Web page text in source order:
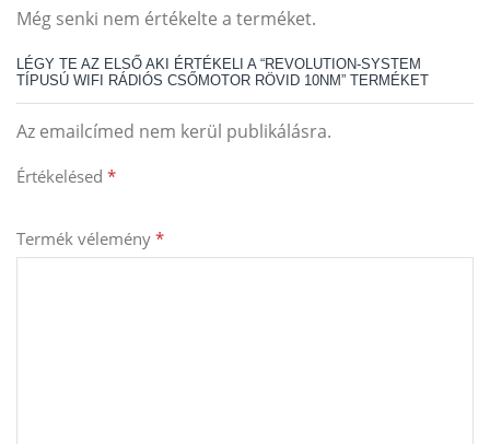
Még senki nem értékelte a terméket.
LÉGY TE AZ ELSŐ AKI ÉRTÉKELI A “REVOLUTION-SYSTEM
TÍPUSÚ WIFI RÁDIÓS CSŐMOTOR RÖVID 10NM” TERMÉKET
Az emailcímed nem kerül publikálásra.
Értékelésed *
Termék vélemény *